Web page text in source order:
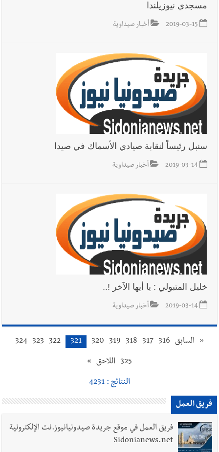
مسجدي نيوزيلندا
2019-03-15 أخبار صيداوية
سنبل رئيساً لنقابة صيادي الأسماك في صيدا
2019-03-14 أخبار صيداوية
خليل المتبولي : يا أيها الآخر !..
2019-03-14 أخبار صيداوية
« السابق 316
317
318
319
320
321
322
323
324
325 اللاحق »
النتائج : 4231
فريق العمل
فريق العمل في موقع جريدة صيدونيانيوز.نت الإلكترونية
Sidonianews.net